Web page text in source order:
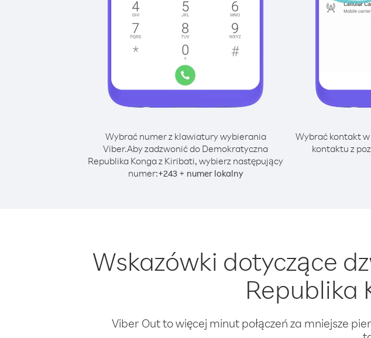
Wybrać numer z klawiatury wybierania
Viber.Aby zadzwonić do Demokratyczna
Republika Konga z Kiribati, wybierz następujący
numer:+243+ numer lokalny
Wybrać kontakt
kontaktu z
Wskazówki dotyczące
Republika
Viber Out to więcej minut połączeń za mniejsze